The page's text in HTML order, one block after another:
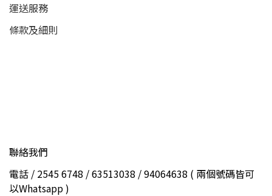
運送服務
條款及細則
聯絡我們
電話 / 2545 6748 / 63513038 / 94064638 ( 兩個號碼皆可
以Whatsapp )